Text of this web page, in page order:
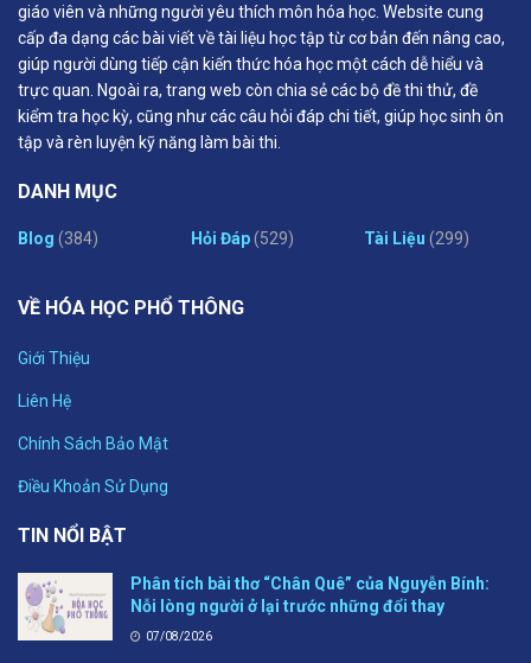
giáo viên và những người yêu thích môn hóa học. Website cung
cấp đa dạng các bài viết về tài liệu học tập từ cơ bản đến nâng cao,
giúp người dùng tiếp cận kiến thức hóa học một cách dễ hiểu và
trực quan. Ngoài ra, trang web còn chia sẻ các bộ đề thi thử, đề
kiểm tra học kỳ, cũng như các câu hỏi đáp chi tiết, giúp học sinh ôn
tập và rèn luyện kỹ năng làm bài thi.
DANH MỤC
Blog (384) Hỏi Đáp(529) Tài Liệu (299)
VỀ HÓA HỌC PHỔ THÔNG
Giới Thiệu
Liên Hệ
Chính Sách Bảo Mật
Điều Khoản Sử Dụng
TIN NỔI BẬT
Phân tích bài thơ “Chân Quê” của Nguyễn Bính:
Nỗi lòng người ở lại trước những đổi thay
07/08/2026